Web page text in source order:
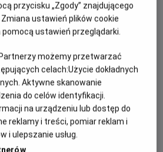
sobie na pytanie, czego boisz się
kosmosu? Zabójczego wirusa? A
dnia ktoś z twoich bliskich - ktoś,
i kochać - nagle postanowi cię
przycisku „Zgody” znajdującego
ustawień plików cookie
ustawień przeglądarki.
możemy przetwarzać
celach:Użycie dokładnych
Aktywne skanowanie
do celów identyfikacji.
na urządzeniu lub dostęp do
reklamy i treści, pomiar reklam i
i ulepszanie usług.